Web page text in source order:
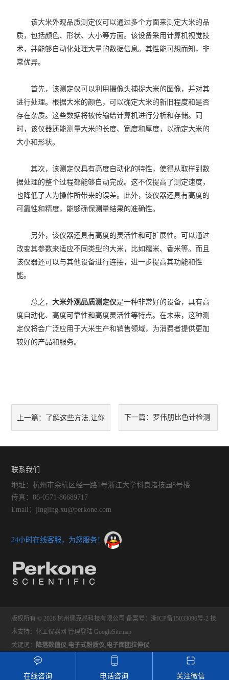
该大米外观品质测定仪可以通过多个方面来测定大米的品
质，包括颜色、形状、大小等方面。该设备采用计算机视觉技
术，并能够自动化处理大量的数据信息。其性能可想而知，非
常优异。
首先，该测定仪可以利用摄像头捕捉大米的图像，并对其
进行处理。根据大米的颜色，可以确定大米的新旧程度和是否
存在杂质。这些数据将被传输给计算机进行分析和存储。同
时，该仪器还能测量大米的长度、宽度和厚度，以确定大米的
大小和形状。
其次，该测定仪具有高度自动化的特性，使得从取样到数
据处理的整个过程都能够自动完成。这不仅提高了测定速度，
也降低了人为操作所带来的误差。此外，该仪器还具有高度的
可靠性和精度，能够确保测量结果的准确性。
另外，该仪器还具有高度的灵活性和可扩展性。可以通过
改变其参数来适应不同类型的大米，比如糯米、香米等。而且
该仪器还可以与其他设备进行连接，进一步提高其功能和性
能。
总之，大米外观品质测定仪是一种非常好的设备，具有高
度自动化、高度可靠性和高度灵活性等特点。在未来，这种测
定仪将会广泛应用于大米生产和销售领域，为消费者提供更加
较好的产品和服务。
上一篇： 了解这些方法,让你 下一篇： 罗伟朋比色计检测
联系我们
地址：杭州市余杭区经一路1号浙江大学科良渚技园8号楼
传真：86-0571-86689717
Email：jingjing.xu@perkone.com
24小时在线客服，为您服务！
版权所有 © 2026 杭州佩克昂科技有限公司 备案号：浙ICP备15033096号-2 技
术支持： 化工仪器网 管理登陆 GoogleSitemap
关键词：
降落数值仪,电子式粉质仪,电子面团拉伸仪
在线咨询 电话咨询 关注微信